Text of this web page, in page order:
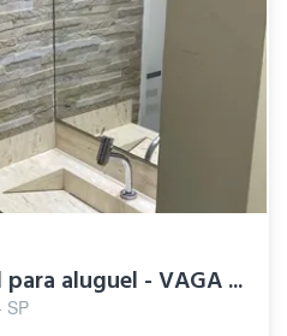
aluguel - VAGA ...
SP